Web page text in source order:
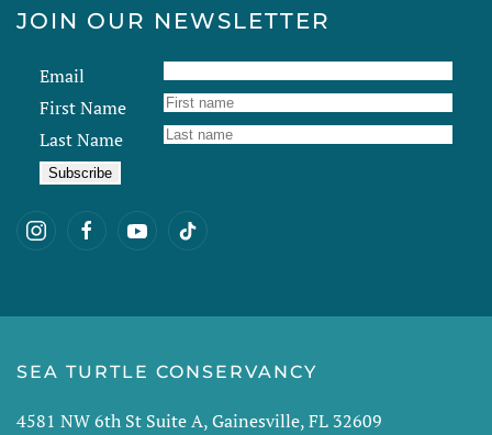
JOIN OUR NEWSLETTER
Email
First Name
Last Name
SEA TURTLE CONSERVANCY
4581 NW 6th St Suite A, Gainesville, FL 32609